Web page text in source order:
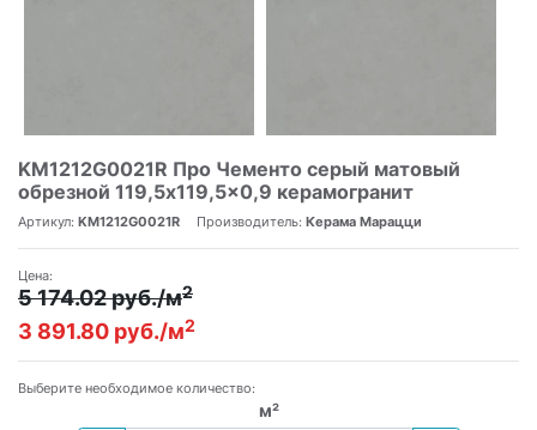
KM1212G0021R Про Чементо серый матовый
обрезной 119,5x119,5x0,9 керамогранит
Артикул: KM1212G0021R Производитель: Керама Марацци
Цена:
5 174.02 руб./м2
3 891.80 руб./м2
Выберите необходимое количество:
м²